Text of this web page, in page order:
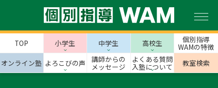
TOP 小学生 中学生 高校生
個別指導
WAMの特徴
オンライン塾 よろこびの声
講師からの
メッセージ
よくある質問
入塾について
教室検索